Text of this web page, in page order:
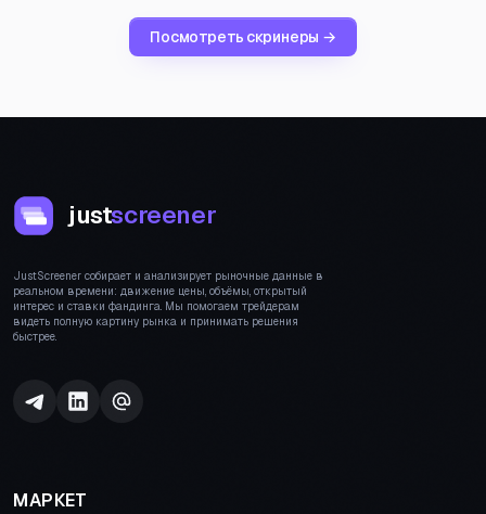
Посмотреть скринеры →
justscreener
JustScreener собирает и анализирует рыночные данные в
реальном времени: движение цены, объёмы, открытый
интерес и ставки фандинга. Мы помогаем трейдерам
видеть полную картину рынка и принимать решения
быстрее.
МАРКЕТ